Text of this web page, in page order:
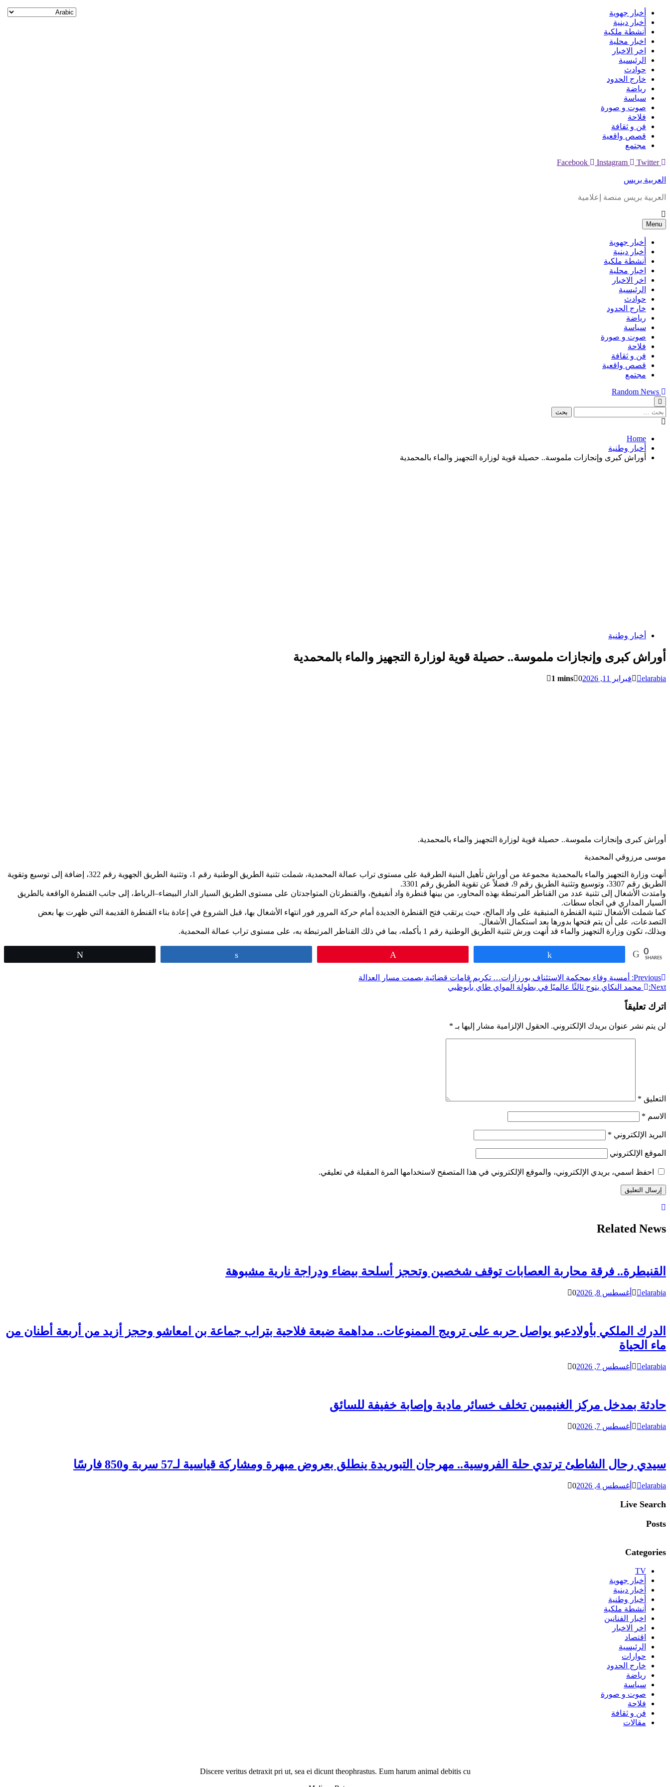
Skip
content
أخبار جهوية
أخبار دينية
أنشطة ملكية
اخبار محلية
اخر الاخبار
الرئيسية
حوادث
خارج الحدود
رياضة
سياسة
صوت و صورة
فلاحة
فن و ثقافة
قصص واقعية
مجتمع
Facebook
Instagram Twitter
العربية بريس
العربية بريس منصة إعلامية
Menu
أخبار جهوية
أخبار دينية
أنشطة ملكية
اخبار محلية
اخر الاخبار
الرئيسية
حوادث
خارج الحدود
رياضة
سياسة
صوت و صورة
فلاحة
فن و ثقافة
قصص واقعية
مجتمع
Random News
البحث
عن:
Home
أخبار وطنية
أوراش كبرى وإنجازات ملموسة.. حصيلة قوية لوزارة التجهيز والماء بالمحمدية
أخبار وطنية
أوراش كبرى وإنجازات ملموسة.. حصيلة قوية لوزارة التجهيز والماء بالمحمدية
elarabia فبراير 11, 2026 0
1 mins
أوراش كبرى وإنجازات ملموسة.. حصيلة قوية لوزارة التجهيز والماء بالمحمدية.
موسى مرزوقي المحمدية
أنهت وزارة التجهيز والماء بالمحمدية مجموعة من أوراش تأهيل البنية الطرقية على مستوى تراب عمالة المحمدية، شملت تثنية الطريق الوطنية رقم 1، وتثنية الطريق الجهوية رقم 322، إضافة إلى توسيع وتقوية
الطريق رقم 3307، وتوسيع وتثنية الطريق رقم 9، فضلاً عن تقوية الطريق رقم 3301.
وامتدت الأشغال إلى تثنية عدد من القناطر المرتبطة بهذه المحاور، من بينها قنطرة واد أنفيفيخ، والقنطرتان المتواجدتان على مستوى الطريق السيار الدار البيضاء–الرباط، إلى جانب القنطرة الواقعة بالطريق
السيار المداري في اتجاه سطات.
كما شملت الأشغال تثنية القنطرة المتبقية على واد المالح، حيث يرتقب فتح القنطرة الجديدة أمام حركة المرور فور انتهاء الأشغال بها، قبل الشروع في إعادة بناء القنطرة القديمة التي ظهرت بها بعض
التصدعات، على أن يتم فتحها بدورها بعد استكمال الأشغال.
وبذلك، تكون وزارة التجهيز والماء قد أنهت ورش تثنية الطريق الوطنية رقم 1 بأكمله، بما في ذلك القناطر المرتبطة به، على مستوى تراب عمالة المحمدية.
0
SHARES
تصفّح
المقالات
Previous:
أمسية وفاء بمحكمة الاستئناف بورزازات… تكريم قامات قضائية بصمت مسار العدالة
Next:
محمد النكاي يتوج ثالثًا عالميًا في بطولة المواي طاي بأبوظبي
اترك تعليقاً
لن يتم نشر عنوان بريدك الإلكتروني. الحقول الإلزامية مشار إليها بـ *
التعليق *
الاسم *
البريد الإلكتروني *
الموقع الإلكتروني
احفظ اسمي، بريدي الإلكتروني، والموقع الإلكتروني في هذا المتصفح لاستخدامها المرة المقبلة في تعليقي.
Related News
القنيطرة.. فرقة محاربة العصابات توقف شخصين وتحجز أسلحة بيضاء ودراجة نارية مشبوهة
elarabia أغسطس 8, 2026 0
الدرك الملكي بأولادعبو يواصل حربه على ترويج الممنوعات.. مداهمة ضيعة فلاحية بتراب جماعة بن امعاشو وحجز أزيد من أربعة أطنان من
ماء الحياة
elarabia أغسطس 7, 2026 0
حادثة بمدخل مركز الغنيميين تخلف خسائر مادية وإصابة خفيفة للسائق
elarabia أغسطس 7, 2026 0
سيدي رحال الشاطئ ترتدي حلة الفروسية.. مهرجان التبوريدة ينطلق بعروض مبهرة ومشاركة قياسية لـ57 سربة و850 فارسًا
elarabia أغسطس 4, 2026 0
Live Search
Posts
Categories
TV
أخبار جهوية
أخبار دينية
أخبار وطنية
أنشطة ملكية
اخبار الفنانين
اخر الاخبار
اقتصاد
الرئيسية
حوارات
خارج الحدود
رياضة
سياسة
صوت و صورة
فلاحة
فن و ثقافة
مقالات
Discere veritus detraxit pri ut, sea ei dicunt theophrastus. Eum harum animal debitis cu